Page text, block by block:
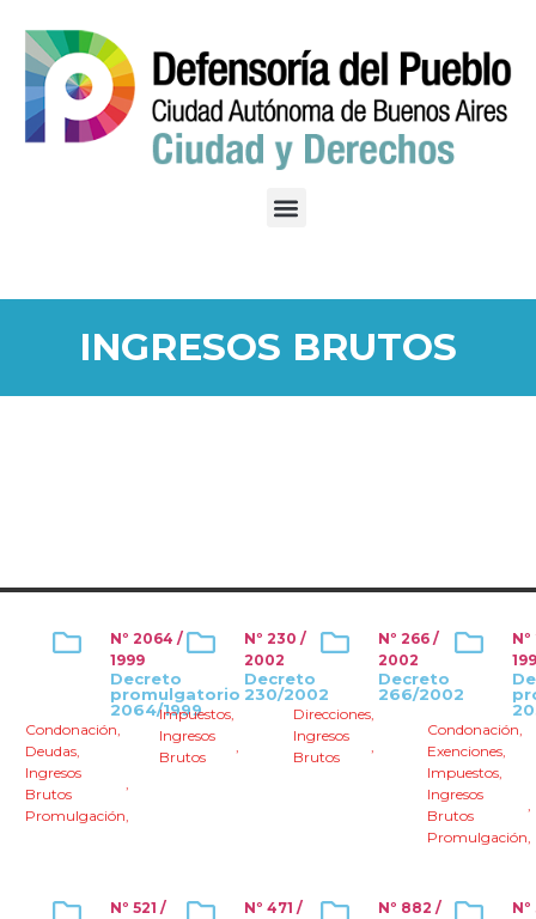
INGRESOS BRUTOS
Nº 2064 /
1999
Decreto
promulgatorio
2064/1999
Condonación,
Deudas,
Ingresos
Brutos
,
Promulgación,
Nº 230 /
2002
Decreto
230/2002
Impuestos,
Ingresos
Brutos
,
Nº 266 /
2002
Decreto
266/2002
Direcciones,
Ingresos
Brutos
,
Condonación,
Exenciones,
Impuestos,
Ingresos
Brutos
,
Promulgación,
Nº 521 /
Nº 471 /
Nº 882 /